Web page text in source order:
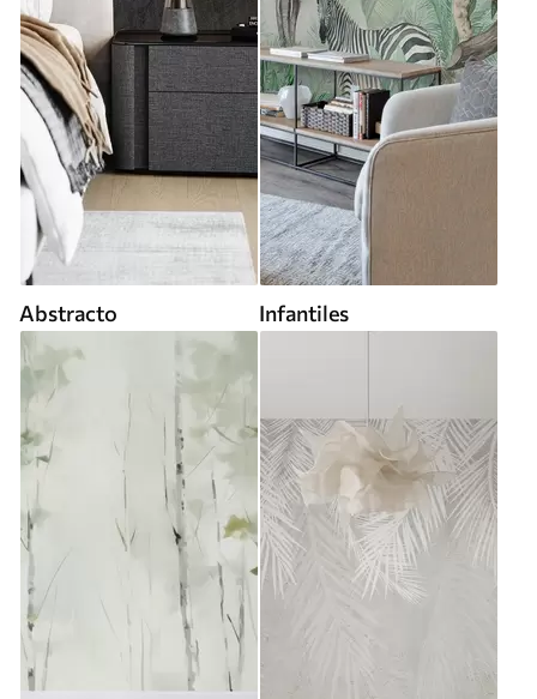
Abstracto Infantiles